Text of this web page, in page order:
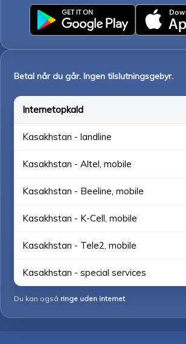
Betal når du går. Ingen tilslutningsgebyr.
Internetopkald
Kasakhstan - landline
Kasakhstan - Altel, mobile
Kasakhstan - Beeline, mobile
Kasakhstan - K-Cell, mobile
Kasakhstan - Tele2, mobile
Kasakhstan - special services
Du kan også ringe uden internet.